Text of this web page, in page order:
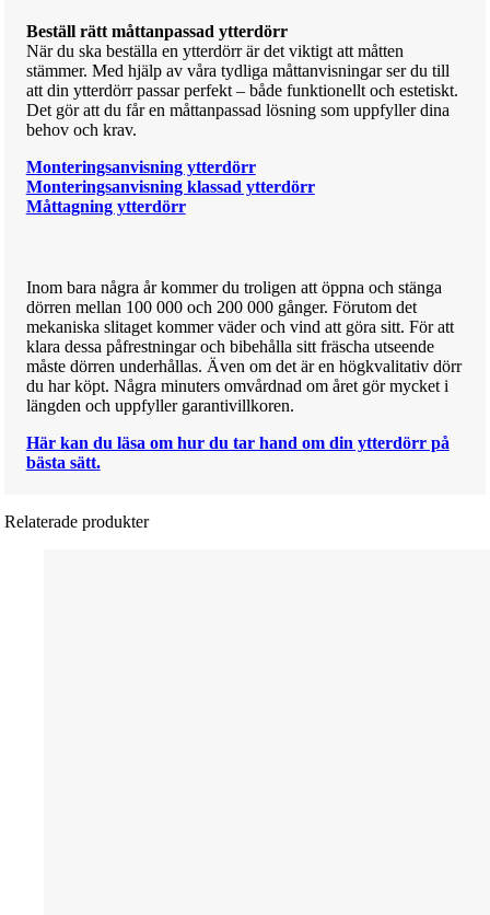
Beställ rätt måttanpassad ytterdörr
När du ska beställa en ytterdörr är det viktigt att måtten
stämmer. Med hjälp av våra tydliga måttanvisningar ser du till
att din ytterdörr passar perfekt – både funktionellt och estetiskt.
Det gör att du får en måttanpassad lösning som uppfyller dina
behov och krav.
Monteringsanvisning ytterdörr
Monteringsanvisning klassad ytterdörr
Måttagning ytterdörr
Inom bara några år kommer du troligen att öppna och stänga
dörren mellan 100 000 och 200 000 gånger. Förutom det
mekaniska slitaget kommer väder och vind att göra sitt. För att
klara dessa påfrestningar och bibehålla sitt fräscha utseende
måste dörren underhållas. Även om det är en högkvalitativ dörr
du har köpt. Några minuters omvårdnad om året gör mycket i
längden och uppfyller garantivillkoren.
Här kan du läsa om hur du tar hand om din ytterdörr på
bästa sätt.
Relaterade produkter